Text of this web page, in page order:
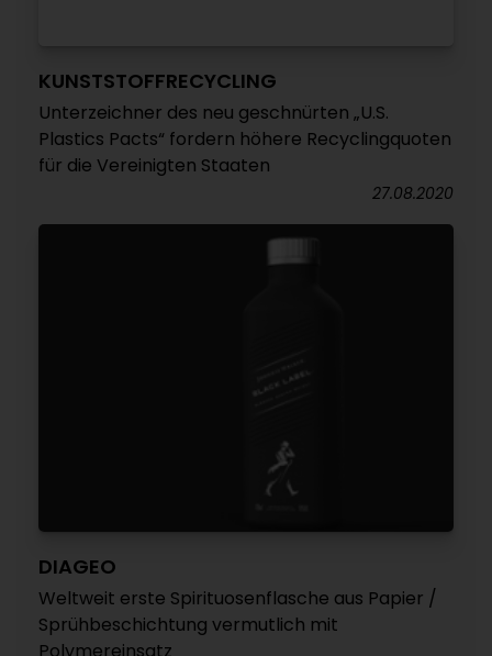
KUNSTSTOFFRECYCLING
Unterzeichner des neu geschnürten „U.S.
Plastics Pacts“ fordern höhere Recyclingquoten
für die Vereinigten Staaten
27.08.2020
DIAGEO
Weltweit erste Spirituosenflasche aus Papier /
Sprühbeschichtung vermutlich mit